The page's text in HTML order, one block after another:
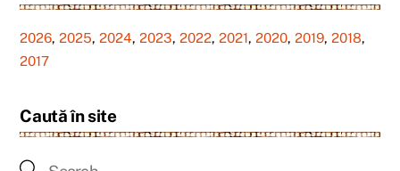
2026,2025,2024,2023,2022,2021,2020,2019,2018,
2017
Caută în site